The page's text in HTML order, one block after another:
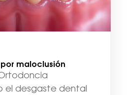
maloclusión
el desgaste dental